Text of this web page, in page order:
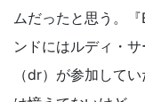
ムだったと思う。
ンドにはルディ・
（dr）が参加して